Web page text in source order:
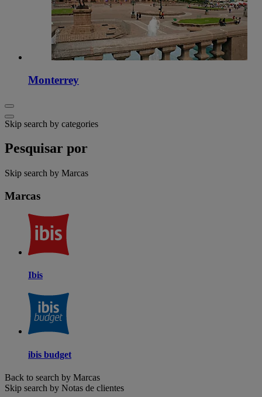
Monterrey
Skip search by categories
Pesquisar por
Skip search by Marcas
Marcas
Ibis
ibis budget
Back to search by Marcas
Skip search by Notas de clientes